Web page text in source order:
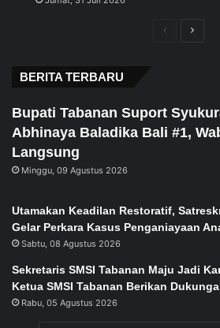
PreviousNext
BERITA TERBARU
Bupati Tabanan Suport
Abhinaya Baladika Bali #1,
Langsung
Minggu, 09 Agustus 2026
Utamakan Keadilan Restoratif,
Gelar Perkara Kasus Penganiayaan
Sabtu, 08 Agustus 2026
Sekretaris SMSI Tabanan Maju Jadi
Ketua SMSI Tabanan Berikan
Rabu, 05 Agustus 2026